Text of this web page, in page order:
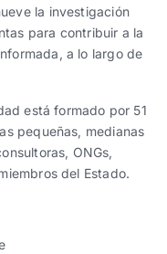
la investigación
para contribuir a la
a lo largo de
está formado por 51
pequeñas, medianas
ONGs,
del Estado.